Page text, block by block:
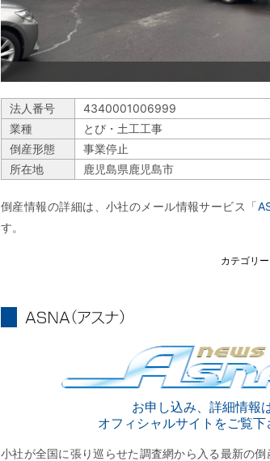
法人番号
4340001006999
業種
とび・土工工事
倒産形態
事業停止
所在地
鹿児島県鹿児島市
倒産情報の詳細は、小社のメール情報サービス「
す。
カテゴリー
お申し込み、詳細情報
オフィシャルサイトをご覧
小社が全国に張り巡らせた調査網から入る最新の